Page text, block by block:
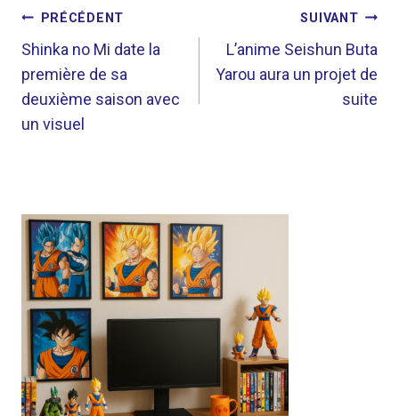
NAVIGATION
DE
L’ARTICLE
PRÉCÉDENT
Shinka no Mi date la
première de sa
deuxième saison avec
un visuel
SUIVANT
L’anime Seishun Buta
Yarou aura un projet de
suite